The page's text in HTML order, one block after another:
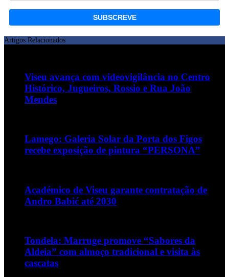
Artigos Relacionados
Viseu avança com videovigilância no Centro
Histórico, Jugueiros, Rossio e Rua João
Mendes
Lamego: Galeria Solar da Porta dos Figos
recebe exposição de pintura “PERSONA”
Académico de Viseu garante contratação de
Andro Babić até 2030
Tondela: Marruge promove “Sabores da
Aldeia” com almoço tradicional e visita às
cascatas